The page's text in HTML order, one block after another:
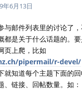
年6月13日
与邮件列表里的讨论了
都是关于什么话题的。
页上爬，比如
pipermail/r-devel/
就知道每个主题下面的
、链接、回帖数量。如：